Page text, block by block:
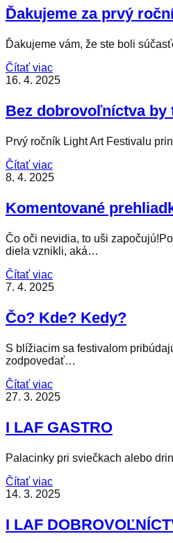
Ďakujeme za prvý
Ďakujeme vám, že ste boli
Čítať viac
16. 4. 2025
Bez dobrovoľníctva by
Prvý ročník Light Art Festivalu
Čítať viac
8. 4. 2025
Komentované
Čo oči nevidia, to uši
diela vznikli, aká…
Čítať viac
7. 4. 2025
Čo? Kde? Kedy?
S blížiacim sa festivalom
zodpovedať…
Čítať viac
27. 3. 2025
I LAF GASTRO
Palacinky pri sviečkach alebo
Čítať viac
14. 3. 2025
I LAF